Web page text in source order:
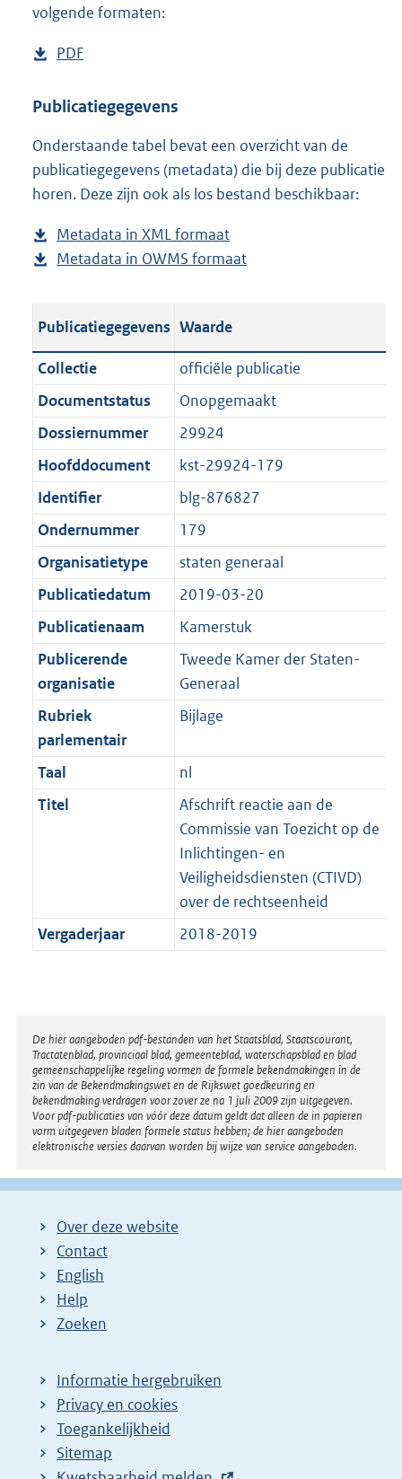
volgende formaten:
D
w
l
o
a
p
u
l
c
t
i
e
n
f
o
r
m
a
a
t
PDF
s
a
n
d
g
r
o
t
:
5
8
K
b
Publicatiegegevens
Onderstaande tabel bevat een overzicht van de
publicatiegegevens (metadata) die bij deze publicatie
horen. Deze zijn ook als los bestand beschikbaar:
Metadata in XML formaat
e
a
n
d
s
r
o
o
t
e
:
1
K
b
Metadata in OWMS formaat
a
n
d
g
r
o
t
t
e
:
1
K
b
Publicatiegegevens Waarde
Collectie
officiële publicatie
Documentstatus
Onopgemaakt
Dossiernummer
29924
Hoofddocument
kst-29924-179
Identifier
blg-876827
Ondernummer
179
Organisatietype
staten generaal
Publicatiedatum
2019-03-20
Publicatienaam
Kamerstuk
Publicerende
organisatie
Tweede Kamer der Staten-
Generaal
Rubriek
parlementair
Bijlage
Taal
nl
Titel
Afschrift reactie aan de
Commissie van Toezicht op de
Inlichtingen- en
Veiligheidsdiensten (CTIVD)
over de rechtseenheid
Vergaderjaar
2018-2019
Disclaimer
De hier aangeboden pdf-bestanden van het Staatsblad, Staatscourant,
Tractatenblad, provinciaal blad, gemeenteblad, waterschapsblad en blad
gemeenschappelijke regeling vormen de formele bekendmakingen in de
zin van de Bekendmakingswet en de Rijkswet goedkeuring en
bekendmaking verdragen voor zover ze na 1 juli 2009 zijn uitgegeven.
Voor pdf-publicaties van vóór deze datum geldt dat alleen de in papieren
vorm uitgegeven bladen formele status hebben; de hier aangeboden
elektronische versies daarvan worden bij wijze van service aangeboden.
Over deze website
Contact
English
Help
Zoeken
Informatie hergebruiken
Privacy en cookies
Toegankelijkheid
Sitemap